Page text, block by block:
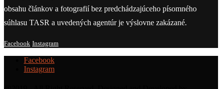
obsahu článkov a fotografií bez predchádzajúceho písomného
súhlasu TASR a uvedených agentúr je výslovne zakázané.
Facebook Instagram
Facebook
Instagram